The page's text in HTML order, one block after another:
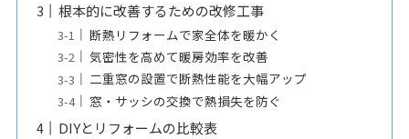
根本的に改善するための改修工事
断熱リフォームで家全体を暖かく
気密性を高めて暖房効率を改善
二重窓の設置で断熱性能を大幅アップ
窓・サッシの交換で熱損失を防ぐ
DIYとリフォームの比較表